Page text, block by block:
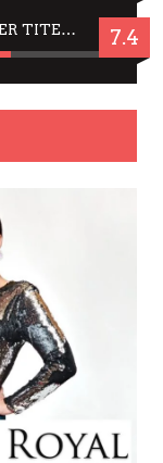
JING JING: IN-THAI RÄUMT WIEDER TITEL AB – EIN ZWEI-STUNDEN-ERLEBNISBERICHT 7.4